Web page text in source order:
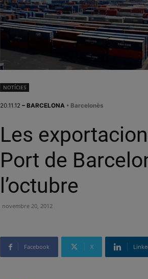
NOTÍCIES
20.11.12 – BARCELONA • Barcelonès
Les
Port de
l’octubre
novembre 20, 2012
Facebook X